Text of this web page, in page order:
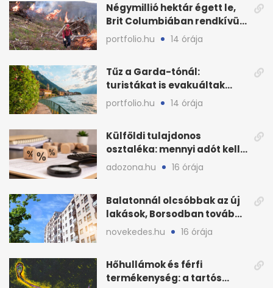
Négymillió hektár égett le,
Brit Columbiában rendkívüli
állapot
portfolio.hu 14 órája
Tűz a Garda-tónál:
turistákat is evakuáltak
Tignale térségéből
portfolio.hu 14 órája
Külföldi tulajdonos
osztaléka: mennyi adót kell
levonni 2026-ban?
adozona.hu 16 órája
Balatonnál olcsóbbak az új
lakások, Borsodban tovább
drágulnak
novekedes.hu 16 órája
Hőhullámok és férfi
termékenység: a tartós